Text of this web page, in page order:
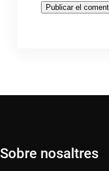
Sobre nosaltres